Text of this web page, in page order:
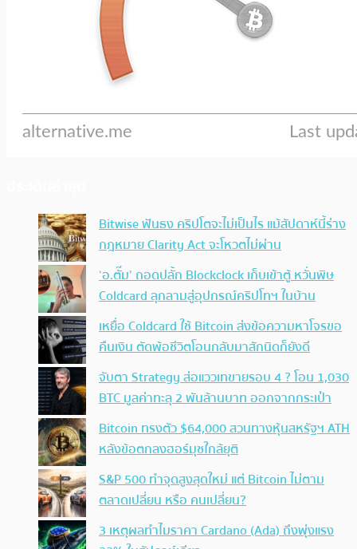
Bitwise ฟันธง คริปโตจะไม่เป็นไร แม้สัปดาห์นี้ร่าง
กฎหมาย Clarity Act จะโหวตไม่ผ่าน
‘อ.ตั๊ม’ ถอดปลั้ก Blockclock เก็บเข้าตู้ หวั่นพิษ
Coldcard ลุกลามสู่อุปกรณ์คริปโทฯ ในบ้าน
เหยื่อ Coldcard ใช้ Bitcoin ส่งข้อความหาโจรขอ
คืนเงิน ตัดพ้อชีวิตโอนกลับมาสักนิดก็ยังดี
จับตา Strategy ส่อแววเทขายรอบ 4 ? โอน 1,030
BTC มูลค่าทะลุ 2 พันล้านบาท ออกจากกระเป๋า
Bitcoin ทรงตัว $64,000 สวนทางหุ้นสหรัฐฯ ATH
หลังข้อตกลงฮอร์มุซใกล้ยุติ
S&P 500 ทำจุดสูงสุดใหม่ แต่ Bitcoin ไม่ตาม
ตลาดเปลี่ยน หรือ คนเปลี่ยน?
3 เหตุผลทำไมราคา Cardano (Ada) ถึงพุ่งแรง